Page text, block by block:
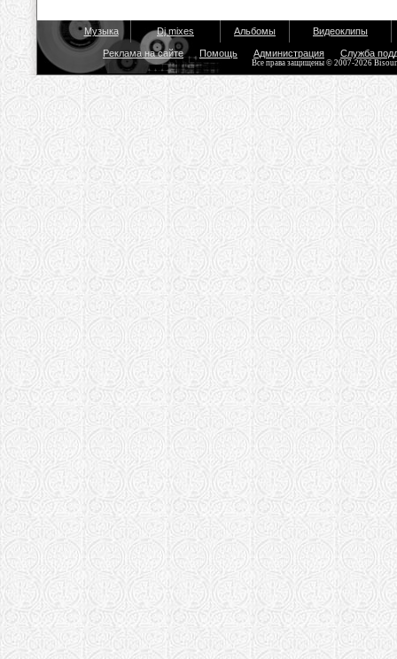
Музыка Dj mixes Альбомы Видеоклипы
Реклама на сайте Помощь Администрация Служба
Все права защищены © 2007-2026